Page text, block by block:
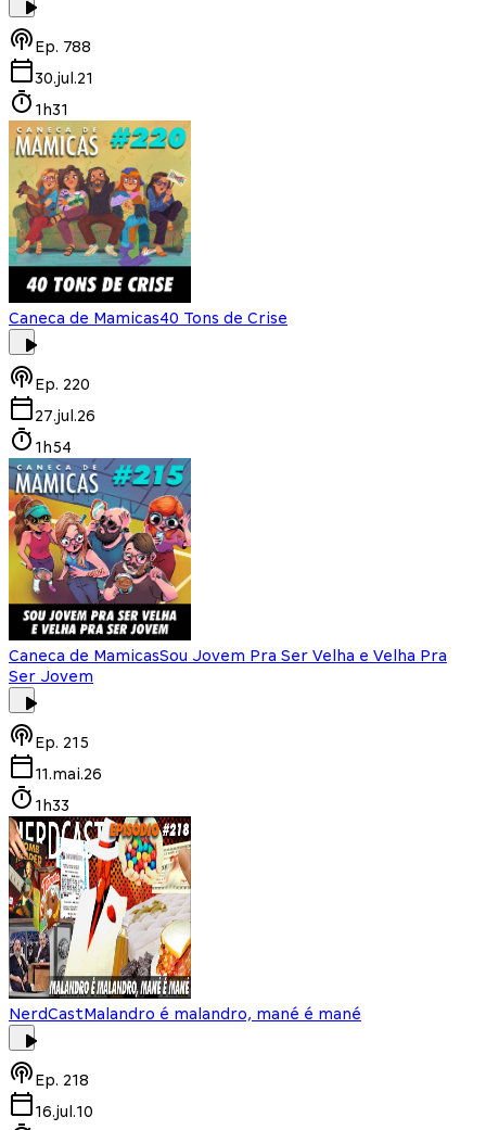
Ep. 788
30.jul.21
1h31
Caneca de Mamicas40 Tons de Crise
Ep. 220
27.jul.26
1h54
Caneca de MamicasSou Jovem Pra Ser Velha e Velha Pra
Ser Jovem
Ep. 215
11.mai.26
1h33
NerdCastMalandro é malandro, mané é mané
Ep. 218
16.jul.10